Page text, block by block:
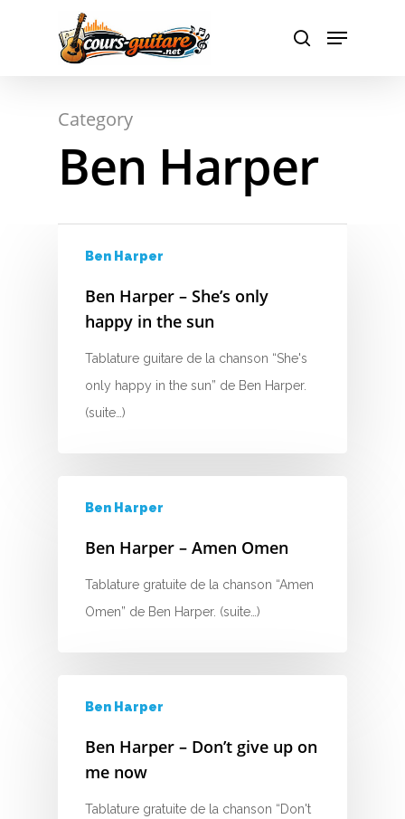
Category
Ben Harper
Ben Harper
Ben Harper – She’s only
happy in the sun
Tablature guitare de la chanson “She's
only happy in the sun” de Ben Harper.
(suite…)
Ben Harper
Ben Harper – Amen Omen
Tablature gratuite de la chanson “Amen
Omen” de Ben Harper. (suite…)
Ben Harper
Ben Harper – Don’t give up on
me now
Tablature gratuite de la chanson “Don't